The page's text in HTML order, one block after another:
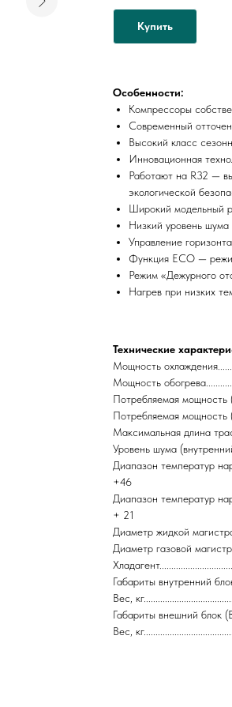
Купить
Особенности:
Компрессоры
Современный
Высокий класс
Инновационная
Работают на R32 —
экологической
Широкий модельный
Низкий уровень шума
Управление
Функция ECO —
Режим «Дежурного
Нагрев при низких
Технические
Мощность
Мощность
Потребляемая мощность
Потребляемая мощность
Максимальная длина
Уровень шума
Диапазон температур
+46
Диапазон температур
+ 21
Диаметр жидкой
Диаметр газовой
Габариты внутренний
Вес,
Габариты внешний блок
Вес,